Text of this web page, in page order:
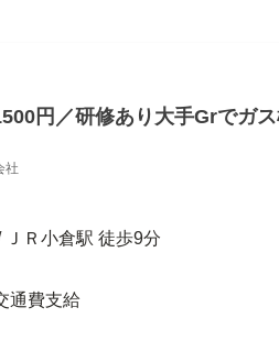
円／研修あり大手Grでガ
社
ＪＲ小倉駅 徒歩9分
通費支給